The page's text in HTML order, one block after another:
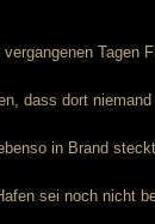
Tagen
dass dort
in Brand
sei noch nicht